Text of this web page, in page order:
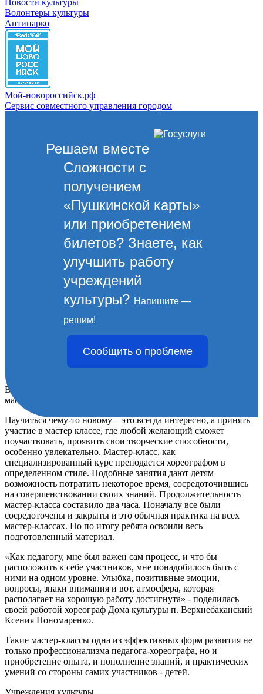
Новости культуры
Волонтеры культуры
Антинарко
Мой-новороссийск.рф
Сервис совместного управления городом
Решаем вместе
Сложности с
получением
«Пушкинской карты»
или приобретением
билетов? Знаете, как
улучшить работу
учреждений
культуры? Напишите —
решим!
Сообщить о проблеме
ТАНЦЫ НАРОДОВ
РОССИИ В ДК
П.ВЕРХНЕБАКАНСКИЙ
В Доме культуры п. Верхнебаканский прошел открытый
мастер-класс «Современные танцы народов России».
Научиться чему-то новому – это всегда интересно, а принять
участие в мастер классе, где любой желающий сможет
поучаствовать, проявить свои творческие способности,
особенно увлекательно. Мастер-класс, как
специализированный курс преподается хореографом в
определенном стиле. Подобные занятия дают детям
возможность потратить некоторое время, сосредоточившись
на совершенствовании своих знаний. Продолжительность
мастер-класса составило два часа. Поначалу все были
сосредоточены и закрыты и это обычная практика на всех
мастер-классах. Но по итогу ребята освоили весь
подготовленный материал.
«Как педагогу, мне был важен сам процесс, и что бы
расположить к себе участников, мне понадобилось быть с
ними на одном уровне. Улыбка, позитивные эмоции,
вопросы, знаки внимания и вот, атмосфера, которая
располагает на хорошую работу достигнута» - поделилась
своей работой хореограф Дома культуры п. Верхнебаканский
Ксения Пономаренко.
Такие мастер-классы одна из эффективных форм развития не
только профессионализма педагога-хореографа, но и
приобретение опыта, и пополнение знаний, и практических
умений со стороны самих участников - детей.
Учреждения культуры